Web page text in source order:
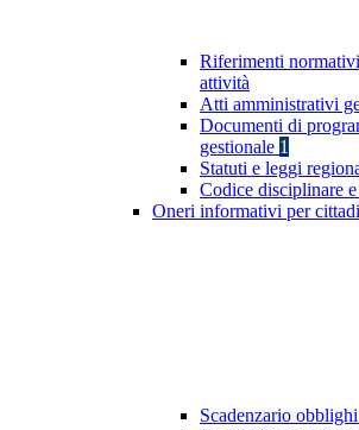
Riferimenti
attività
Atti amministrativi
Documenti di
gestionale 1
Statuti e leggi
Codice disciplinare
Oneri informativi per
Scadenzario